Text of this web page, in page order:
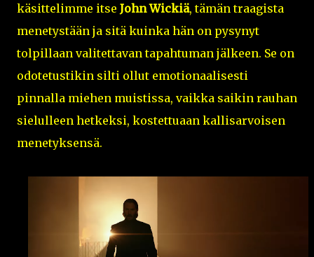
käsittelimme itse John Wickiä, tämän traagista
menetystään ja sitä kuinka hän on pysynyt
tolpillaan valitettavan tapahtuman jälkeen. Se on
odotetustikin silti ollut emotionaalisesti
pinnalla miehen muistissa, vaikka saikin rauhan
sielulleen hetkeksi, kostettuaan kallisarvoisen
menetyksensä.